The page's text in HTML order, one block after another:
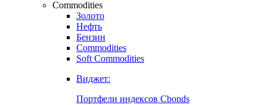
Commodities
Золото
Нефть
Бензин
Commodities
Soft Commodities
Виджет:
Портфели индексов Cbonds